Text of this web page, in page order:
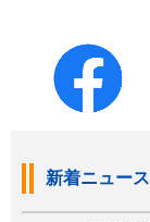
新着ニュース